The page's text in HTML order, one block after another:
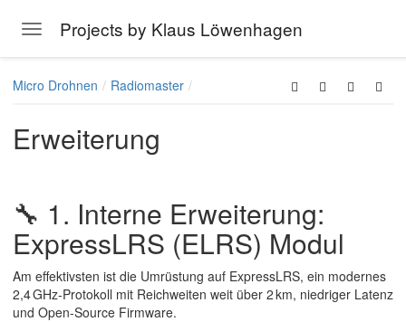
Toggle navigation
Projects by Klaus Löwenhagen
Micro Drohnen Radiomaster
Erweiterung
🔧 1. Interne Erweiterung:
ExpressLRS (ELRS) Modul
Am effektivsten ist die Umrüstung auf ExpressLRS, ein modernes
2,4 GHz-Protokoll mit Reichweiten weit über 2 km, niedriger Latenz
und Open-Source Firmware.